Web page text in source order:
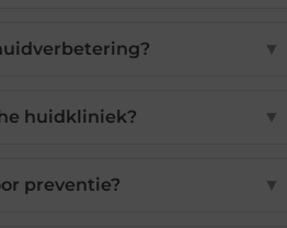
▼
huidkliniek? ▼
preventie? ▼